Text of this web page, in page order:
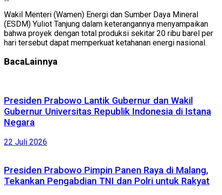
Wakil Menteri (Wamen) Energi dan Sumber Daya Mineral
(ESDM) Yuliot Tanjung dalam keterangannya menyampaikan
bahwa proyek dengan total produksi sekitar 20 ribu barel per
hari tersebut dapat memperkuat ketahanan energi nasional.
BacaLainnya
Presiden Prabowo Lantik Gubernur dan Wakil
Gubernur Universitas Republik Indonesia di Istana
Negara
22 Juli 2026
Presiden Prabowo Pimpin Panen Raya di Malang,
Tekankan Pengabdian TNI dan Polri untuk Rakyat